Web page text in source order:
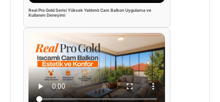
Real Pro Gold Serisi Yüksek Yalıtımlı Cam Balkon Uygulama ve
Kullanım Deneyimi